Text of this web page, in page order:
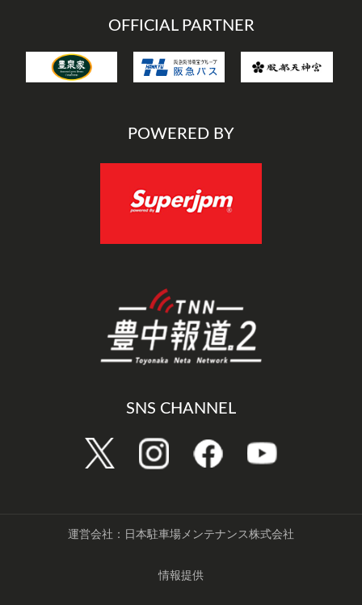
OFFICIAL PARTNER
POWERED BY
SNS CHANNEL
運営会社：日本駐車場メンテナンス株式会社
情報提供